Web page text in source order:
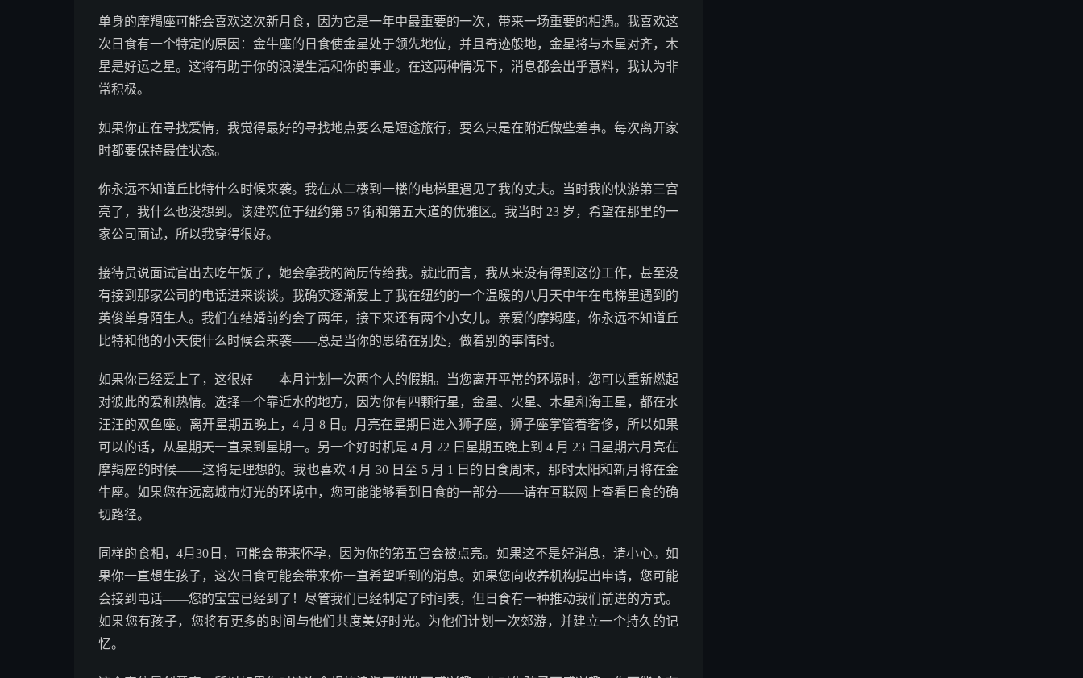
单身的摩羯座可能会喜欢这次新月食，因为它是一年中最重要的一次，带来一场重要的相遇。我喜欢这
次日食有一个特定的原因：金牛座的日食使金星处于领先地位，并且奇迹般地，金星将与木星对齐，木
星是好运之星。这将有助于你的浪漫生活和你的事业。在这两种情况下，消息都会出乎意料，我认为非
常积极。
如果你正在寻找爱情，我觉得最好的寻找地点要么是短途旅行，要么只是在附近做些差事。每次离开家
时都要保持最佳状态。
你永远不知道丘比特什么时候来袭。我在从二楼到一楼的电梯里遇见了我的丈夫。当时我的快游第三宫
亮了，我什么也没想到。该建筑位于纽约第 57 街和第五大道的优雅区。我当时 23 岁，希望在那里的一
家公司面试，所以我穿得很好。
接待员说面试官出去吃午饭了，她会拿我的简历传给我。就此而言，我从来没有得到这份工作，甚至没
有接到那家公司的电话进来谈谈。我确实逐渐爱上了我在纽约的一个温暖的八月天中午在电梯里遇到的
英俊单身陌生人。我们在结婚前约会了两年，接下来还有两个小女儿。亲爱的摩羯座，你永远不知道丘
比特和他的小天使什么时候会来袭——总是当你的思绪在别处，做着别的事情时。
如果你已经爱上了，这很好——本月计划一次两个人的假期。当您离开平常的环境时，您可以重新燃起
对彼此的爱和热情。选择一个靠近水的地方，因为你有四颗行星，金星、火星、木星和海王星，都在水
汪汪的双鱼座。离开星期五晚上，4 月 8 日。月亮在星期日进入狮子座，狮子座掌管着奢侈，所以如果
可以的话，从星期天一直呆到星期一。另一个好时机是 4 月 22 日星期五晚上到 4 月 23 日星期六月亮在
摩羯座的时候——这将是理想的。我也喜欢 4 月 30 日至 5 月 1 日的日食周末，那时太阳和新月将在金
牛座。如果您在远离城市灯光的环境中，您可能能够看到日食的一部分——请在互联网上查看日食的确
切路径。
同样的食相，4月30日，可能会带来怀孕，因为你的第五宫会被点亮。如果这不是好消息，请小心。如
果你一直想生孩子，这次日食可能会带来你一直希望听到的消息。如果您向收养机构提出申请，您可能
会接到电话——您的宝宝已经到了！尽管我们已经制定了时间表，但日食有一种推动我们前进的方式。
如果您有孩子，您将有更多的时间与他们共度美好时光。为他们计划一次郊游，并建立一个持久的记
忆。